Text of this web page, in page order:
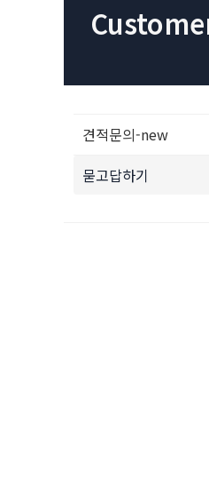
견적문의-new
묻고답하기